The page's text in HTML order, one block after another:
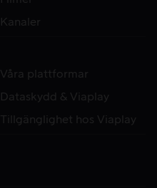
Kanaler
Våra plattformar
Dataskydd & Viaplay
Tillgänglighet hos Viaplay